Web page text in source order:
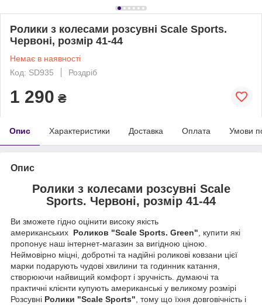
Ролики з колесами розсувні Scale Sports.
Червоні, розмір 41-44
Немає в наявності
Код: SD935
Роздріб
1 290 ₴
Опис Характеристики Доставка Оплата Умови
Опис
Ролики з колесами розсувні Scale
Sports. Червоні, розмір 41-44
Ви зможете гідно оцінити високу якість
американських Роликов "Scale Sports. Green", купити які
пропонує наш інтернет-магазин за вигідною ціною.
Неймовірно міцні, добротні та надійні роликові ковзани цієї
марки подарують чудові хвилини та годинник катання,
створюючи найвищий комфорт і зручність. думаючі та
практичні клієнти купують американські у великому розмірі
Розсувні Ролики "Scale Sports", тому що їхня довговічність і